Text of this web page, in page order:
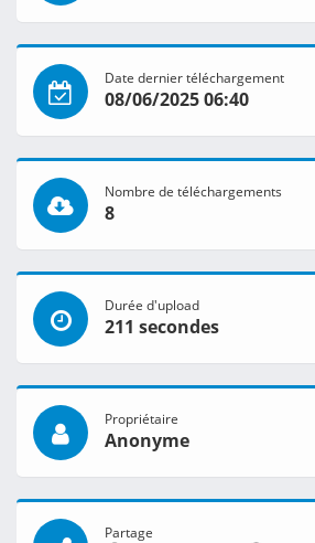
Date dernier téléchargement
08/06/2025 06:40
Nombre de téléchargements
8
Durée d'upload
211 secondes
Propriétaire
Anonyme
Partage